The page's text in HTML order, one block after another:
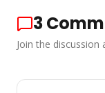
3
Join the